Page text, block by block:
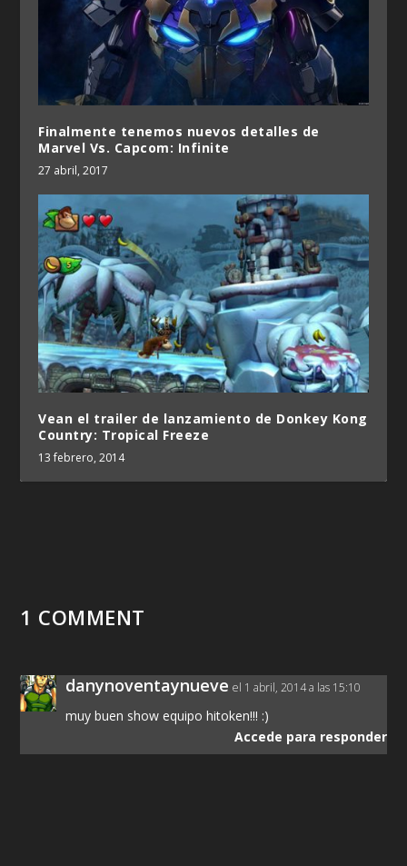
Finalmente tenemos nuevos detalles de
Marvel Vs. Capcom: Infinite
27 abril, 2017
Vean el trailer de lanzamiento de Donkey Kong
Country: Tropical Freeze
13 febrero, 2014
1 COMMENT
danynoventaynueve el 1 abril, 2014 a las 15:10
muy buen show equipo hitoken!!! :)
Accede para responder